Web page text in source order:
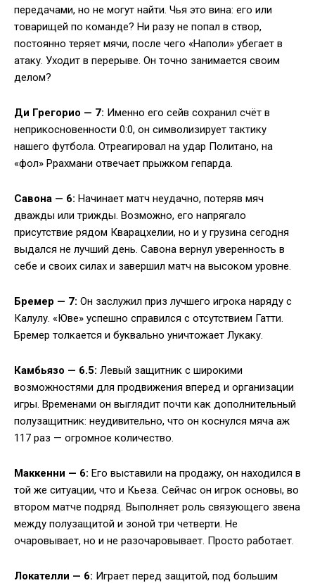
передачами, но не могут найти. Чья это вина: его или
товарищей по команде? Ни разу не попал в створ,
постоянно теряет мячи, после чего «Наполи» убегает в
атаку. Уходит в перерыве. Он точно занимается своим
делом?
Ди Грегорио — 7: Именно его сейв сохранил счёт в
неприкосновенности 0:0, он символизирует тактику
нашего футбола. Отреагировал на удар Политано, на
«фол» Ррахмани отвечает прыжком гепарда.
Савона — 6: Начинает матч неудачно, потеряв мяч
дважды или трижды. Возможно, его напрягало
присутствие рядом Кварацхелии, но и у грузина сегодня
выдался не лучший день. Савона вернул уверенность в
себе и своих силах и завершил матч на высоком уровне.
Бремер — 7: Он заслужил приз лучшего игрока наряду с
Калулу. «Юве» успешно справился с отсутствием Гатти.
Бремер толкается и буквально уничтожает Лукаку.
Камбьязо — 6.5: Левый защитник с широкими
возможностями для продвижения вперед и организации
игры. Временами он выглядит почти как дополнительный
полузащитник: неудивительно, что он коснулся мяча аж
117 раз — огромное количество.
Маккенни — 6: Его выставили на продажу, он находился в
той же ситуации, что и Кьеза. Сейчас он игрок основы, во
втором матче подряд. Выполняет роль связующего звена
между полузащитой и зоной три четверти. Не
очаровывает, но и не разочаровывает. Просто работает.
Локателли — 6: Играет перед защитой, под большим